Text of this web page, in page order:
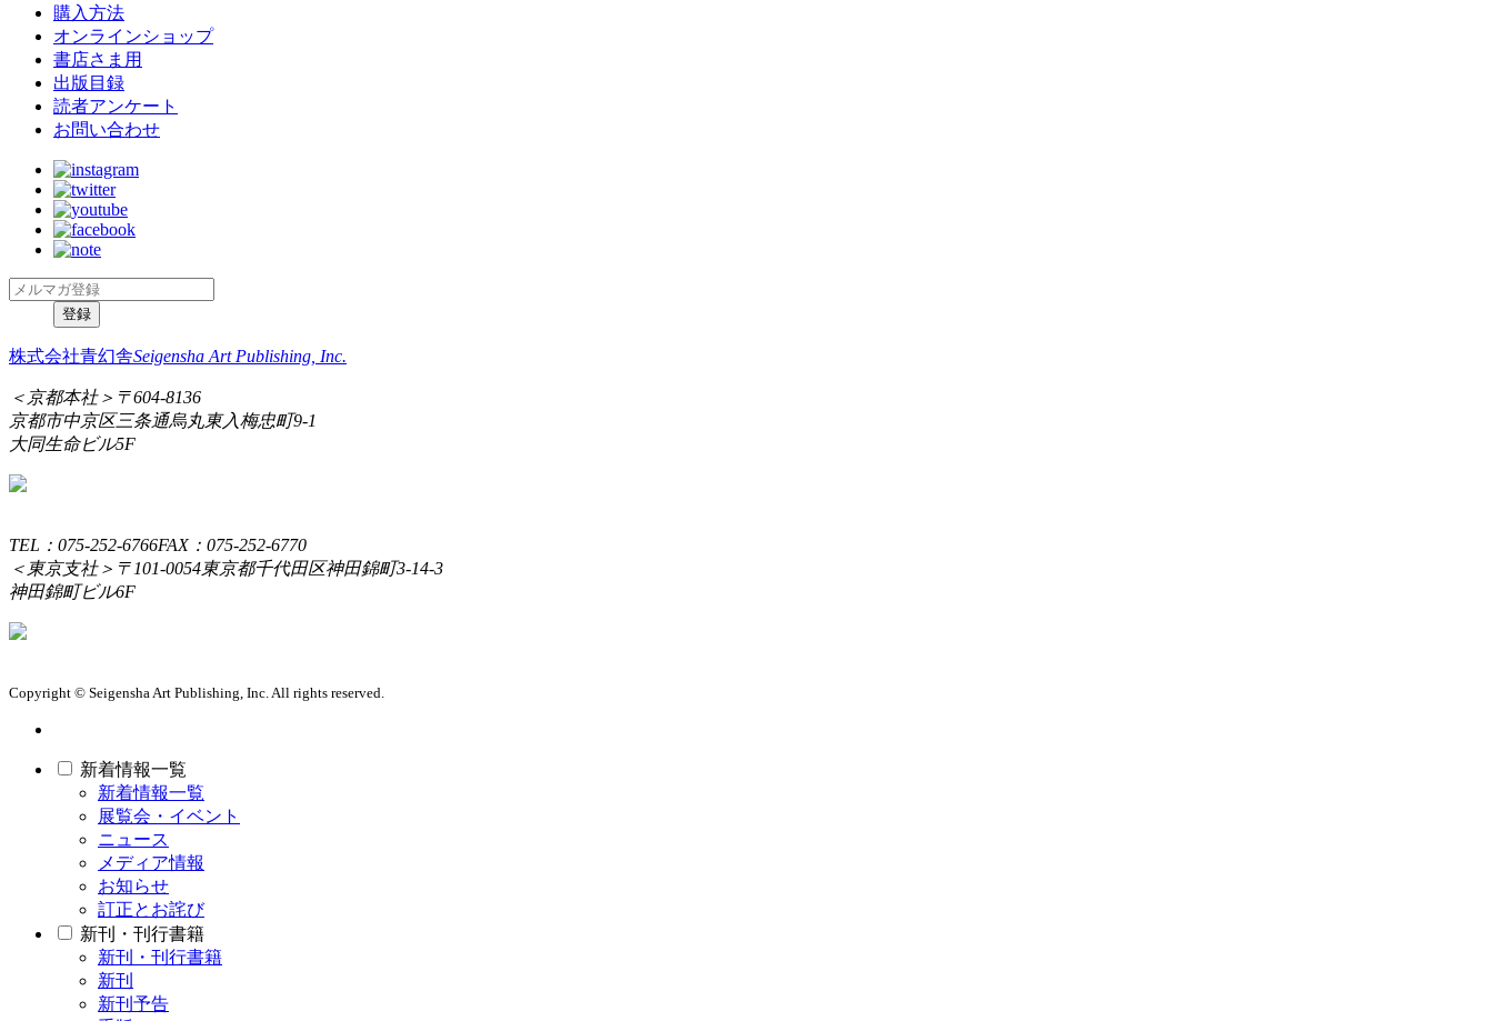
購入方法
オンラインショップ
書店さま用
出版目録
読者アンケート
お問い合わせ
株式会社青幻舎Seigensha Art Publishing, Inc.
＜京都本社＞ 〒604-8136
京都市中京区三条通烏丸東入梅忠町9-1
大同生命ビル5F
TEL：075-252-6766FAX：075-252-6770
＜東京支社＞ 〒101-0054東京都千代田区神田錦町3-14-3
神田錦町ビル6F
Copyright © Seigensha Art Publishing, Inc. All rights reserved.
新着情報一覧
新着情報一覧
展覧会・イベント
ニュース
メディア情報
お知らせ
訂正とお詫び
新刊・刊行書籍
新刊・刊行書籍
新刊
新刊予告